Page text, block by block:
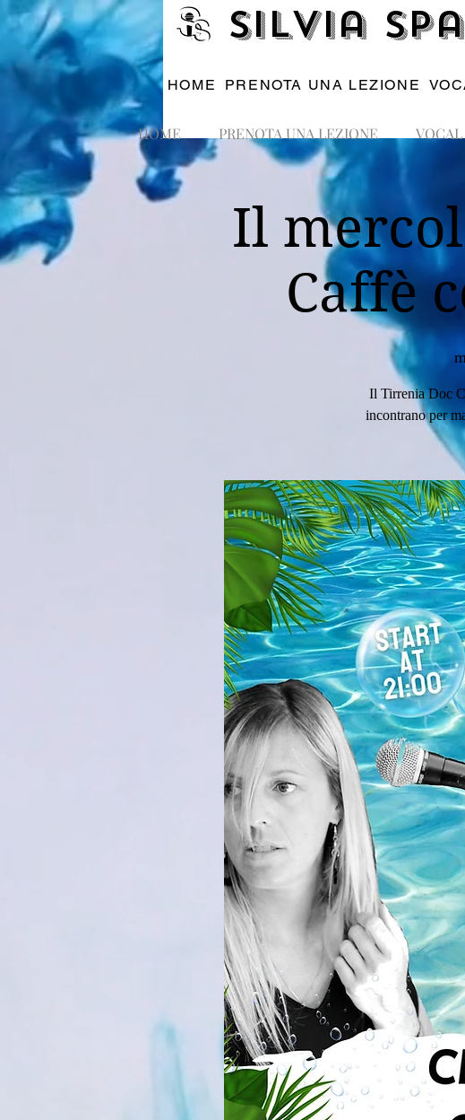
Silvia
HOME PRENOTA UNA LEZIONE
Il
Caffè
Il Tirrenia Doc
incontrano per
HOME PRENOTA UNA LEZIONE